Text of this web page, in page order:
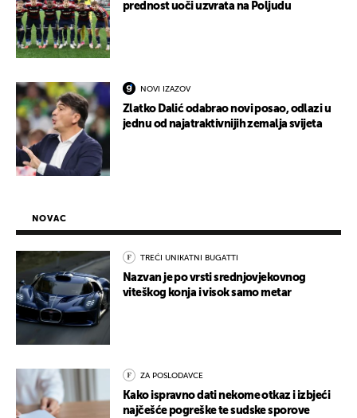
prednost uoči uzvrata na Poljudu
NOVI IZAZOV
Zlatko Dalić odabrao novi posao, odlazi u
jednu od najatraktivnijih zemalja svijeta
NOVAC
TREĆI UNIKATNI BUGATTI
Nazvan je po vrsti srednjovjekovnog
viteškog konja i visok samo metar
ZA POSLODAVCE
Kako ispravno dati nekome otkaz i izbjeći
najčešće pogreške te sudske sporove